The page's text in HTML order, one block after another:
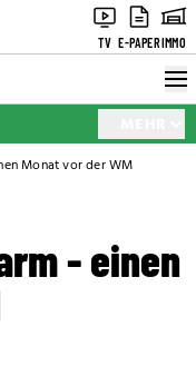
TV E-PAPERIMMO
Monat vor der WM
- einen